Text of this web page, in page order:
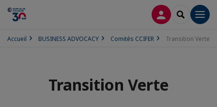
CONNEXION
Accueil BUSINESS ADVOCACY Comités CCIFER Transition Verte
Transition Verte